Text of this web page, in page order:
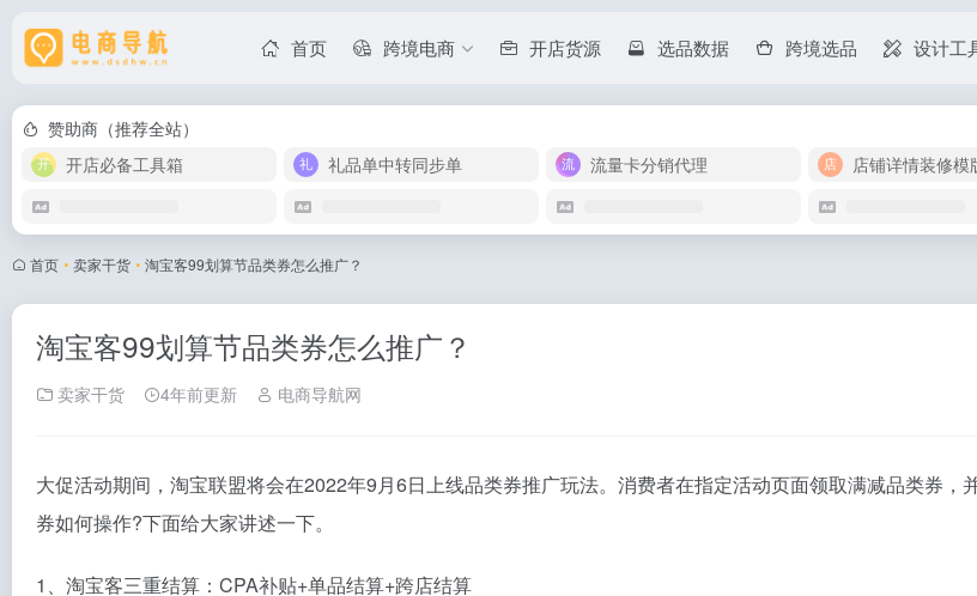
首页 跨境电商 开店货源 选品数据 跨境选品 设计工
赞助商（推荐全站）
开店必备工具箱
礼品单中转同步单 流量卡分销代理 店铺详情装修模
首页 • 卖家干货 • 淘宝客99划算节品类券怎么推广？
淘宝客99划算节品类券怎么推广？
卖家干货 4年前更新 电商导航网
大促活动期间，淘宝联盟将会在2022年9月6日上线品类券推广玩法。消费者在指定活动页面领取满减品类券，
券如何操作?下面给大家讲述一下。
1、淘宝客三重结算：CPA补贴+单品结算+跨店结算